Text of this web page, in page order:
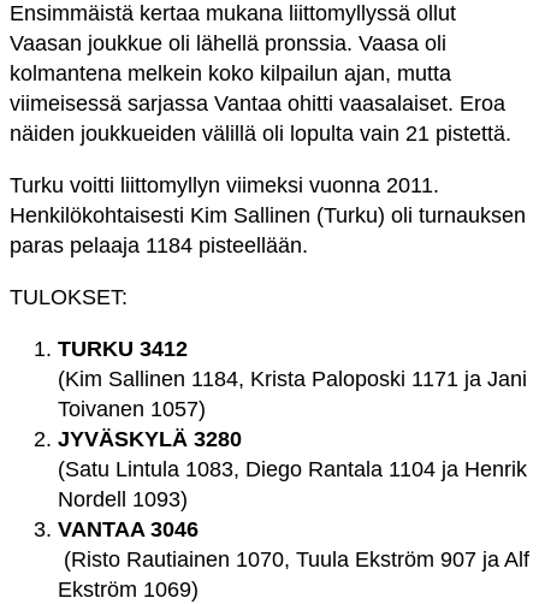
Ensimmäistä kertaa mukana liittomyllyssä ollut
Vaasan joukkue oli lähellä pronssia. Vaasa oli
kolmantena melkein koko kilpailun ajan, mutta
viimeisessä sarjassa Vantaa ohitti vaasalaiset. Eroa
näiden joukkueiden välillä oli lopulta vain 21 pistettä.
Turku voitti liittomyllyn viimeksi vuonna 2011.
Henkilökohtaisesti Kim Sallinen (Turku) oli turnauksen
paras pelaaja 1184 pisteellään.
TULOKSET:
TURKU 3412
(Kim Sallinen 1184, Krista Paloposki 1171 ja Jani
Toivanen 1057)
JYVÄSKYLÄ 3280
(Satu Lintula 1083, Diego Rantala 1104 ja Henrik
Nordell 1093)
VANTAA 3046
(Risto Rautiainen 1070, Tuula Ekström 907 ja Alf
Ekström 1069)